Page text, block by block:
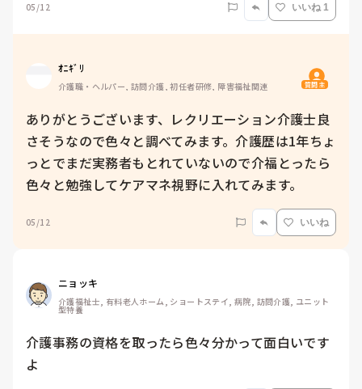
05/12 いいね 1
ｵﾆｷﾞﾘ
介護職・ヘルパー, 訪問介護, 初任者研修, 障害福祉関連 質問主
ありがとうございます、レクリエーション介護士良
さそうなので色々と調べてみます。介護歴は1年ちょ
っとでまだ実務者もとれていないので介福とったら
色々と勉強してケアマネ視野に入れてみます。
05/12 いいね
ニョッキ
介護福祉士, 有料老人ホーム, ショートステイ, 病院, 訪問介護, ユニット
型特養
介護事務の資格を取ったら色々分かって面白いです
よ